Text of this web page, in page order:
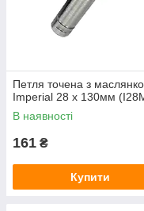
Петля точена з
Imperial 28 x 130мм
В наявності
161 ₴
Купити